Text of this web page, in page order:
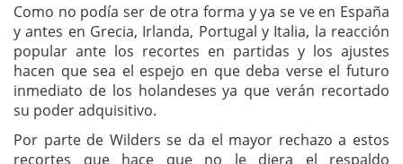
Como no podía ser de otra forma y ya se ve en España
y antes en Grecia, Irlanda, Portugal y Italia, la reacción
popular ante los recortes en partidas y los ajustes
hacen que sea el espejo en que deba verse el futuro
inmediato de los holandeses ya que verán recortado
su poder adquisitivo.
Por parte de Wilders se da el mayor rechazo a estos
recortes que hace que no le diera el respaldo